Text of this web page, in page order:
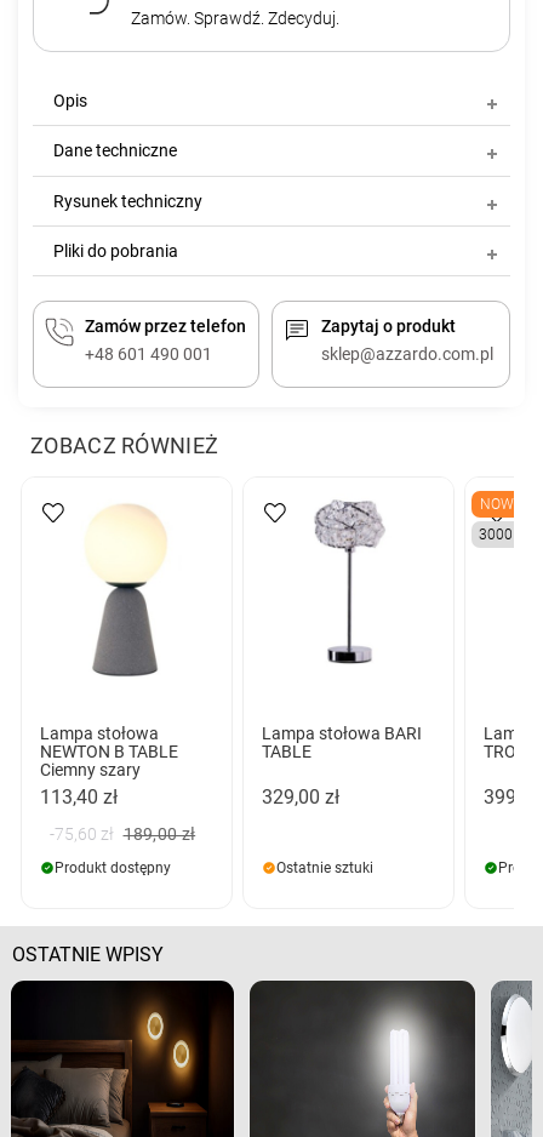
Zamów. Sprawdź. Zdecyduj.
Opis
Dane techniczne
Rysunek techniczny
Pliki do pobrania
Zamów przez telefon
+48 601 490 001
Zapytaj o produkt
sklep@azzardo.com.pl
ZOBACZ RÓWNIEŻ
Lampa stołowa
NEWTON B TABLE
Ciemny szary
113,40 zł
-75,60 zł 189,00 zł
Produkt dostępny
Lampa stołowa BARI
TABLE
329,00 zł
Ostatnie sztuki
NOWY
3000K
Lampa
TROST
399,00
OSTATNIE WPISY